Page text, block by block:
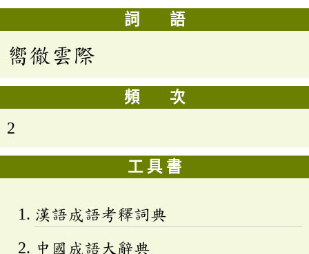
詞 語
嚮徹雲際
頻 次
2
工 具 書
漢語成語考釋詞典
中國成語大辭典